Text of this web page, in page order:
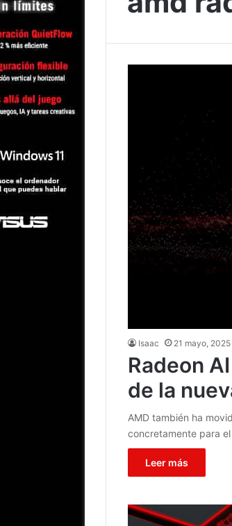
Isaac 21 mayo, 2025
Radeon
de la
AMD también ha
concretamente para
Leer más